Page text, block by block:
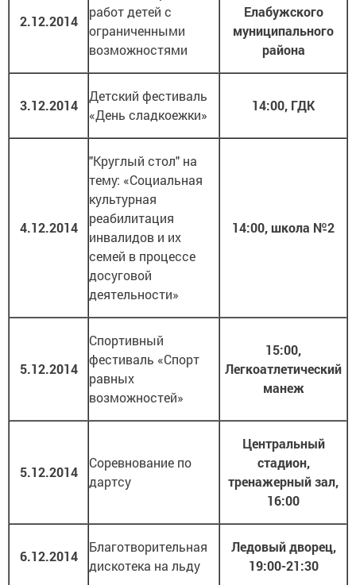
2.12.2014
работ детей с
ограниченными
возможностями
Елабужского
муниципального
района
3.12.2014
Детский фестиваль
«День сладкоежки»
14:00, ГДК
4.12.2014
"Круглый стол" на
тему: «Социальная
культурная
реабилитация
инвалидов и их
семей в процессе
досуговой
деятельности»
14:00, школа №2
5.12.2014
Спортивный
фестиваль «Спорт
равных
возможностей»
15:00,
Легкоатлетический
манеж
5.12.2014
Соревнование по
дартсу
Центральный
стадион,
тренажерный зал,
16:00
6.12.2014
Благотворительная
дискотека на льду
Ледовый дворец,
19:00-21:30